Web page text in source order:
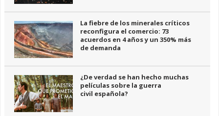
La fiebre de los minerales críticos
reconfigura el comercio: 73
acuerdos en 4 años y un 350% más
de demanda
¿De verdad se han hecho muchas
películas sobre la guerra
civil española?